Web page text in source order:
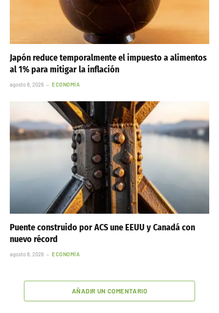
Japón reduce temporalmente el impuesto a alimentos
al 1% para mitigar la inflación
agosto 8, 2026 ECONOMÍA
Puente construido por ACS une EEUU y Canadá con
nuevo récord
agosto 8, 2026 ECONOMÍA
AÑADIR UN COMENTARIO